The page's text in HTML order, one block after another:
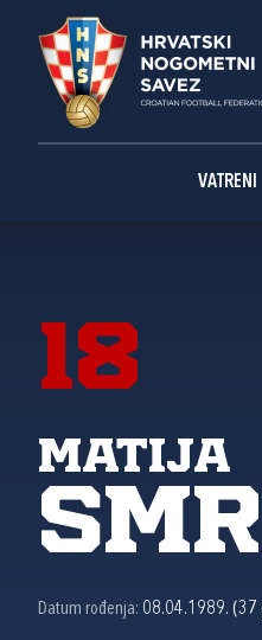
VATRENI
18
Matija
Datum rođenja: 08.04.1989. (37